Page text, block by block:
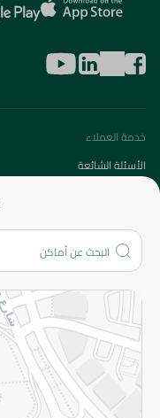
خدمة العملاء
الأسئلة الشائعة
من نحن؟
المزيد
الاسترجاع
سياسة الخصوصية
قم بالتسجيل للنشرة